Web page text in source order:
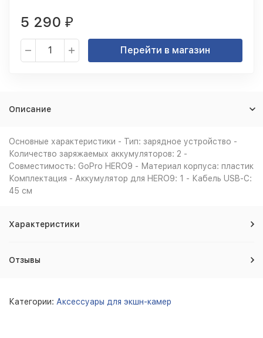
5 290 ₽
Перейти в магазин
Описание
Основные характеристики - Тип: зарядное устройство -
Количество заряжаемых аккумуляторов: 2 -
Совместимость: GoPro HERO9 - Материал корпуса: пластик
Комплектация - Аккумулятор для HERO9: 1 - Кабель USB-C:
45 см
Характеристики
Отзывы
Категории: Аксессуары для экшн-камер